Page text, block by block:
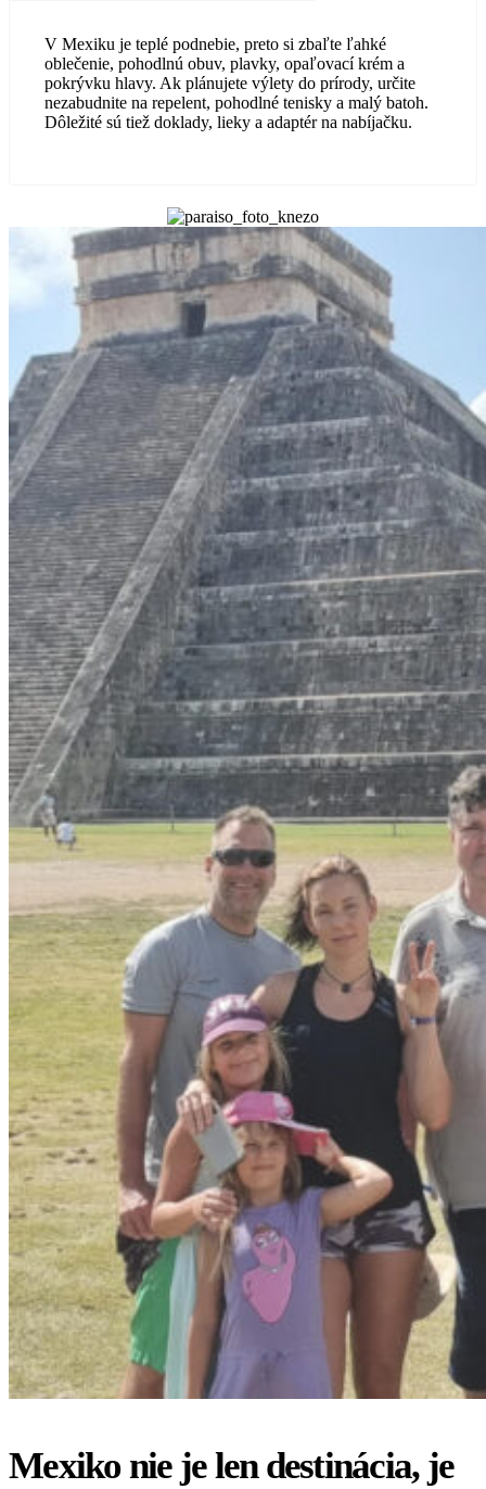
V Mexiku je teplé podnebie, preto si zbaľte ľahké
oblečenie, pohodlnú obuv, plavky, opaľovací krém a
pokrývku hlavy. Ak plánujete výlety do prírody, určite
nezabudnite na repelent, pohodlné tenisky a malý batoh.
Dôležité sú tiež doklady, lieky a adaptér na nabíjačku.
Mexiko nie je len destinácia, je